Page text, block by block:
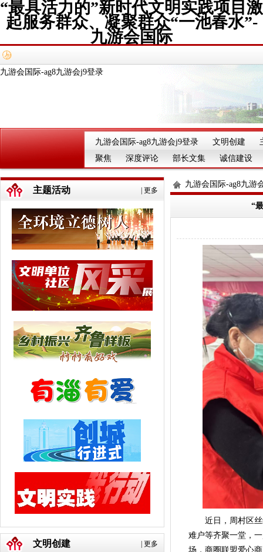
“最具活力的”新时代文明实践项目激
起服务群众、凝聚群众“一池春水”-
九游会国际
九游会国际-ag8九游会j9登录
九游会国际-ag8九游会j9登录 文明创建
聚焦
深度评论 部长文集 诚信建设
更多
主题活动
更多
文明创建
九游会国际-ag8九游
“
近日，周村区丝
难户等齐聚一堂，
场，商圈联盟爱心